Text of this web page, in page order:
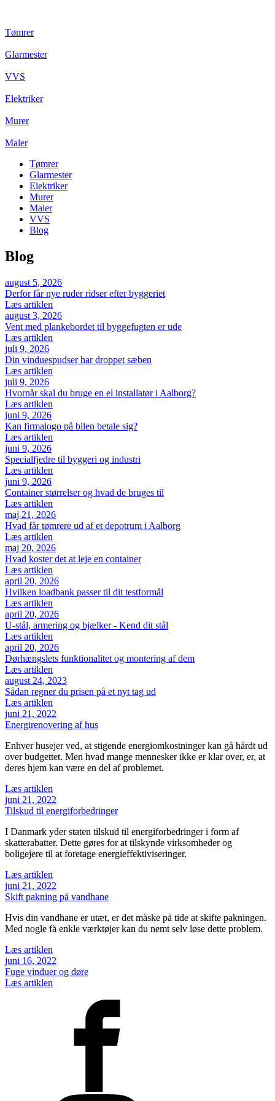
Tømrer
Glarmester
VVS
Elektriker
Murer
Maler
Tømrer
Glarmester
Elektriker
Murer
Maler
VVS
Blog
Blog
august 5, 2026
Derfor får nye ruder ridser efter byggeriet
Læs artiklen
august 3, 2026
Vent med plankebordet til byggefugten er ude
Læs artiklen
juli 9, 2026
Din vinduespudser har droppet sæben
Læs artiklen
juli 9, 2026
Hvornår skal du bruge en el installatør i Aalborg?
Læs artiklen
juni 9, 2026
Kan firmalogo på bilen betale sig?
Læs artiklen
juni 9, 2026
Specialfjedre til byggeri og industri
Læs artiklen
juni 9, 2026
Container størrelser og hvad de bruges til
Læs artiklen
maj 21, 2026
Hvad får tømrere ud af et depotrum i Aalborg
Læs artiklen
maj 20, 2026
Hvad koster det at leje en container
Læs artiklen
april 20, 2026
Hvilken loadbank passer til dit testformål
Læs artiklen
april 20, 2026
U-stål, armering og bjælker - Kend dit stål
Læs artiklen
april 20, 2026
Dørhængslets funktionalitet og montering af dem
Læs artiklen
august 24, 2023
Sådan regner du prisen på et nyt tag ud
Læs artiklen
juni 21, 2022
Energirenovering af hus
Enhver husejer ved, at stigende energiomkostninger kan gå hårdt ud
over budgettet. Men hvad mange mennesker ikke er klar over, er, at
deres hjem kan være en del af problemet.
Læs artiklen
juni 21, 2022
Tilskud til energiforbedringer
I Danmark yder staten tilskud til energiforbedringer i form af
skatterabatter. Dette gøres for at tilskynde virksomheder og
boligejere til at foretage energieffektiviseringer.
Læs artiklen
juni 21, 2022
Skift pakning på vandhane
Hvis din vandhane er utæt, er det måske på tide at skifte pakningen.
Med nogle få enkle værktøjer kan du nemt selv løse dette problem.
Læs artiklen
juni 16, 2022
Fuge vinduer og døre
Læs artiklen